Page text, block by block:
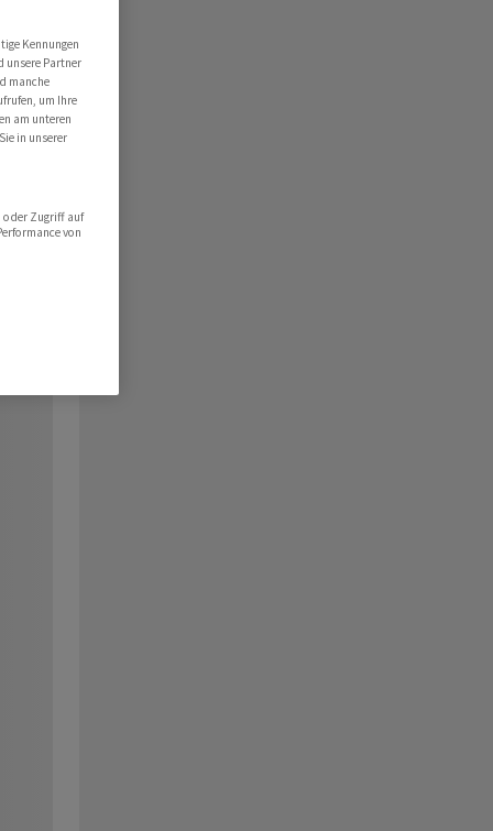
Kennungen
unsere Partner
manche
um Ihre
am unteren
in unserer
oder Zugriff auf
von